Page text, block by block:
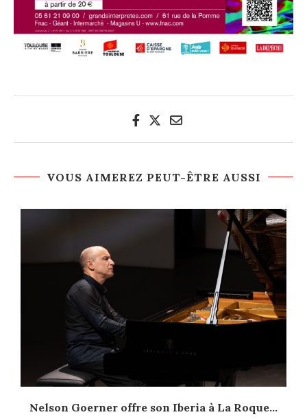
VOUS AIMEREZ PEUT-ÊTRE AUSSI
Nelson Goerner offre son Iberia à La Roque...